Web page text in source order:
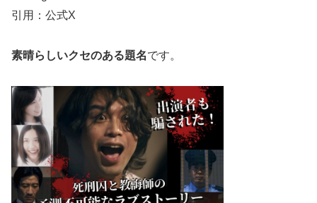
引用：公式X
素晴らしいクセのある題名です。